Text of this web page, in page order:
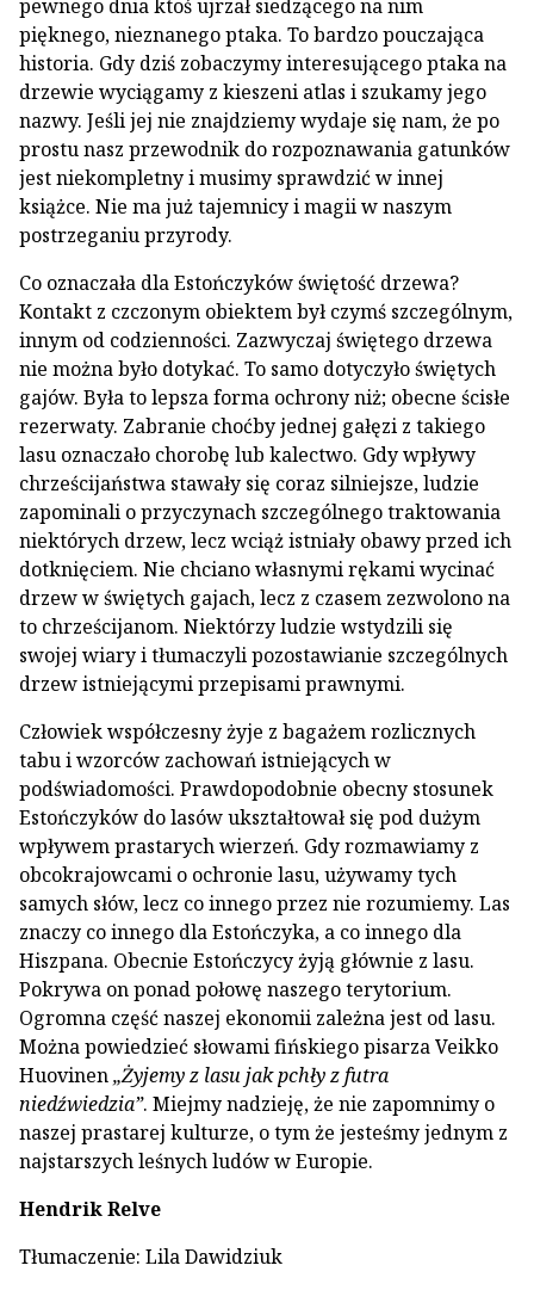
pewnego dnia ktoś ujrzał siedzącego na nim
pięknego, nieznanego ptaka. To bardzo pouczająca
historia. Gdy dziś zobaczymy interesującego ptaka na
drzewie wyciągamy z kieszeni atlas i szukamy jego
nazwy. Jeśli jej nie znajdziemy wydaje się nam, że po
prostu nasz przewodnik do rozpoznawania gatunków
jest niekompletny i musimy sprawdzić w innej
książce. Nie ma już tajemnicy i magii w naszym
postrzeganiu przyrody.
Co oznaczała dla Estończyków świętość drzewa?
Kontakt z czczonym obiektem był czymś szczególnym,
innym od codzienności. Zazwyczaj świętego drzewa
nie można było dotykać. To samo dotyczyło świętych
gajów. Była to lepsza forma ochrony niż; obecne ścisłe
rezerwaty. Zabranie choćby jednej gałęzi z takiego
lasu oznaczało chorobę lub kalectwo. Gdy wpływy
chrześcijaństwa stawały się coraz silniejsze, ludzie
zapominali o przyczynach szczególnego traktowania
niektórych drzew, lecz wciąż istniały obawy przed ich
dotknięciem. Nie chciano własnymi rękami wycinać
drzew w świętych gajach, lecz z czasem zezwolono na
to chrześcijanom. Niektórzy ludzie wstydzili się
swojej wiary i tłumaczyli pozostawianie szczególnych
drzew istniejącymi przepisami prawnymi.
Człowiek współczesny żyje z bagażem rozlicznych
tabu i wzorców zachowań istniejących w
podświadomości. Prawdopodobnie obecny stosunek
Estończyków do lasów ukształtował się pod dużym
wpływem prastarych wierzeń. Gdy rozmawiamy z
obcokrajowcami o ochronie lasu, używamy tych
samych słów, lecz co innego przez nie rozumiemy. Las
znaczy co innego dla Estończyka, a co innego dla
Hiszpana. Obecnie Estończycy żyją głównie z lasu.
Pokrywa on ponad połowę naszego terytorium.
Ogromna część naszej ekonomii zależna jest od lasu.
Można powiedzieć słowami fińskiego pisarza Veikko
Huovinen„Żyjemy z lasu jak pchły z futra
niedźwiedzia”. Miejmy nadzieję, że nie zapomnimy o
naszej prastarej kulturze, o tym że jesteśmy jednym z
najstarszych leśnych ludów w Europie.
Hendrik Relve
Tłumaczenie: Lila Dawidziuk